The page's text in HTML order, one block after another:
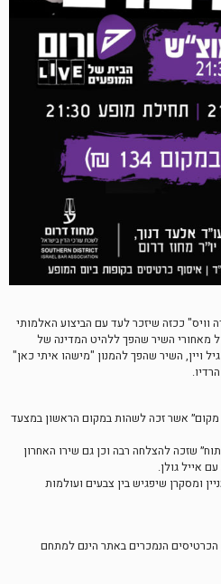
וויס" ככזה שיזכר לעד עם הביצוע האלמותי
מאחורי השיר שהפך ללהיט המדינה של
ויין, השיר שהפך להמנון "מישהו איתי כאן"
״תפסת לי מקום״ אשר זכה לשהות במקום הראשון במצעד
הלב פתוח״ שזכה להצלחה רבה וכן גם שירו האחרון
אייל גולן.
ומסקרן שיפגיש בין צבעים ועולמות
הכרטיסים הנמכרים באתר הינם למתחם